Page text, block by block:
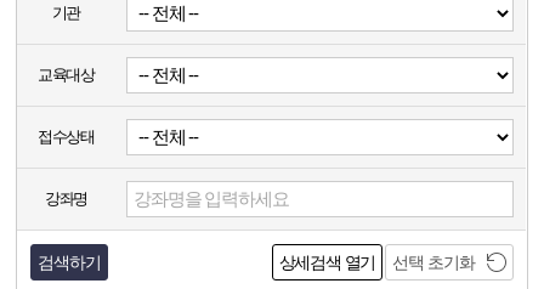
기관
교육대상
접수상태
강좌명
검색하기 선택 초기화
상세검색 열기